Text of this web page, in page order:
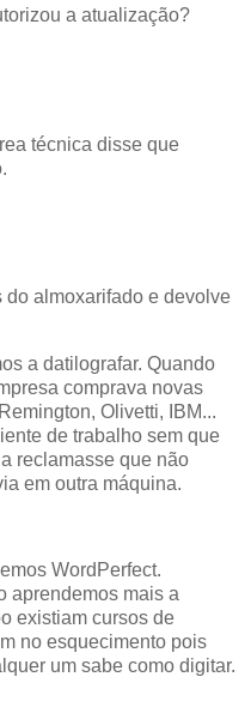
a atualização?
técnica disse que
do almoxarifado e devolve
a datilografar. Quando
comprava novas
Olivetti, IBM...
de trabalho sem que
reclamasse que não
em outra máquina.
WordPerfect.
aprendemos mais a
existiam cursos de
no esquecimento pois
um sabe como digitar.